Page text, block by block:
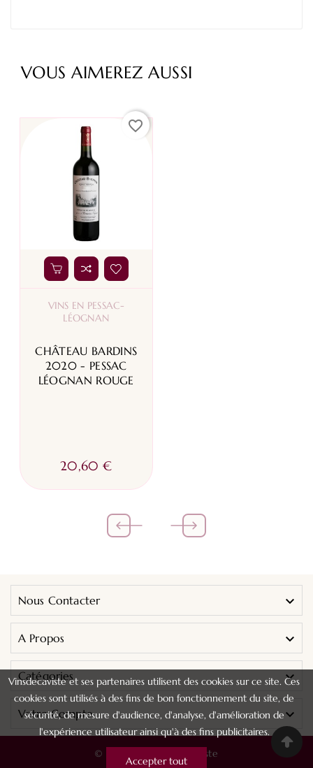
Vinsdecaviste et ses partenaires utilisent des cookies sur ce site. Ces
cookies sont utilisés à des fins de bon fonctionnement du site, de
sécurité, de mesure d'audience, d'analyse, d'amélioration de
l'expérience utilisateur ainsi qu'à des fins publicitaires.
Accepter tout
VOUS AIMEREZ AUSSI
VINS EN PESSAC-
LÉOGNAN
CHÂTEAU BARDINS
2020 - PESSAC
LÉOGNAN ROUGE
20,60 €
favorite_border
Nous Contacter 
A Propos 
Catégories 
Votre Compte 
© 2024 - Vins De Caviste